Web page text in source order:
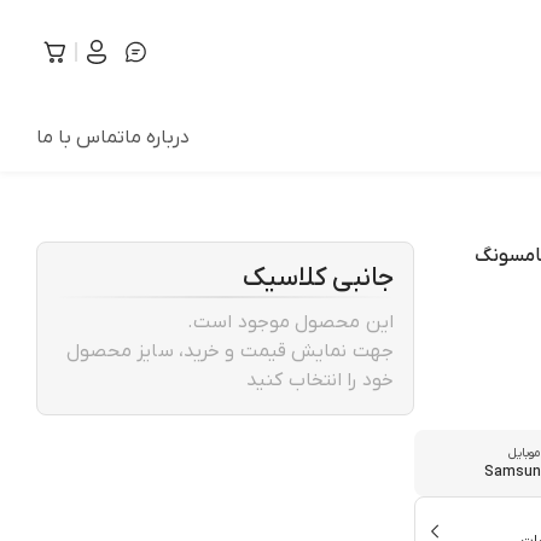
درباره ماتماس با ما
جانبی کلاسیک
این محصول موجود است.
جهت نمایش قیمت و خرید، سایز محصول
خود را انتخاب کنید